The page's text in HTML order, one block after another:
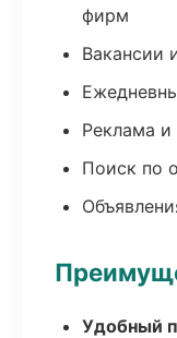
фирм
Вакансии
Реклама
Поиск по
Удобный